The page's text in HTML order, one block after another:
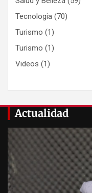
Tecnologia (70)
Turismo (1)
Turismo (1)
Videos (1)
Actualidad